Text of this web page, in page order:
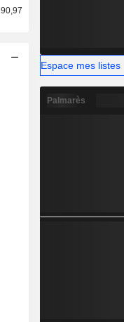
90,97
Espace mes listes
Palmarès